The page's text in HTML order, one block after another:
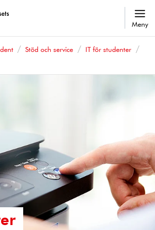
Meny
Stöd och service
IT för studenter